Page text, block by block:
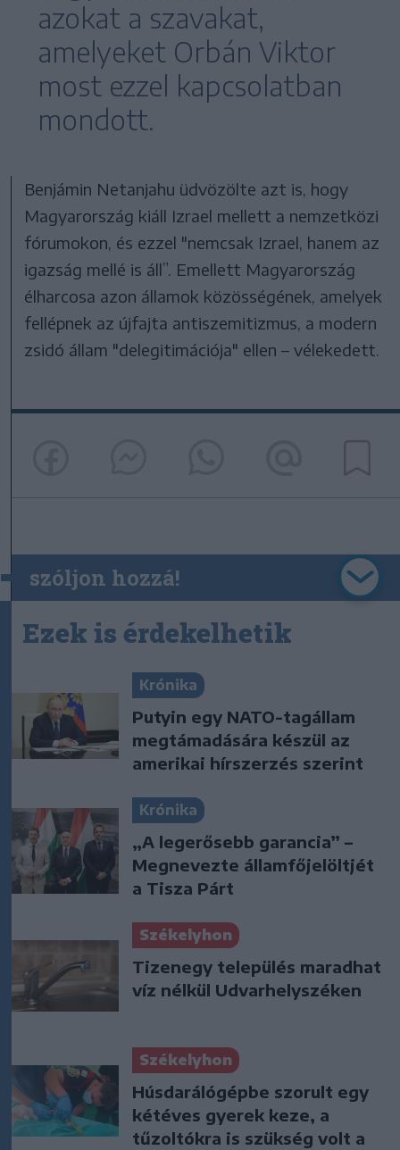
azokat a szavakat,
amelyeket Orbán Viktor
most ezzel kapcsolatban
mondott.
Benjámin Netanjahu üdvözölte azt is, hogy
Magyarország kiáll Izrael mellett a nemzetközi
fórumokon, és ezzel "nemcsak Izrael, hanem az
igazság mellé is áll”. Emellett Magyarország
élharcosa azon államok közösségének, amelyek
fellépnek az újfajta antiszemitizmus, a modern
zsidó állam "delegitimációja" ellen – vélekedett.
szóljon hozzá!
Ezek is érdekelhetik
Krónika
Putyin egy NATO-tagállam
megtámadására készül az
amerikai hírszerzés szerint
Krónika
„A legerősebb garancia” –
Megnevezte államfőjelöltjét
a Tisza Párt
Székelyhon
Tizenegy település maradhat
víz nélkül Udvarhelyszéken
Székelyhon
Húsdarálógépbe szorult egy
kétéves gyerek keze, a
tűzoltókra is szükség volt a